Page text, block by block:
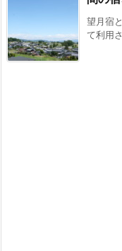
望月宿
て利用